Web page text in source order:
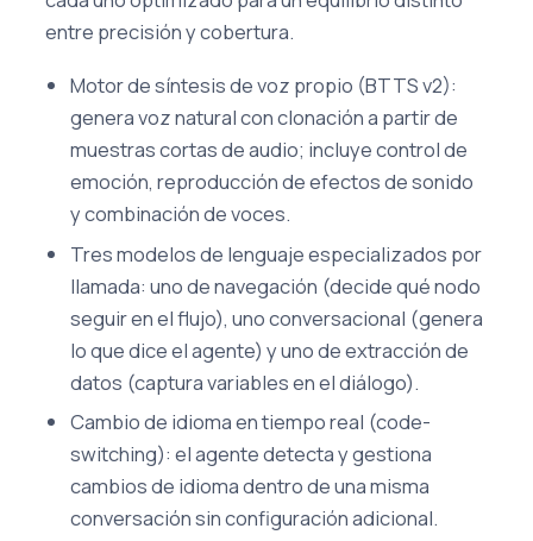
entre precisión y cobertura.
Motor de síntesis de voz propio (BTTS v2):
genera voz natural con clonación a partir de
muestras cortas de audio; incluye control de
emoción, reproducción de efectos de sonido
y combinación de voces.
Tres modelos de lenguaje especializados por
llamada: uno de navegación (decide qué nodo
seguir en el flujo), uno conversacional (genera
lo que dice el agente) y uno de extracción de
datos (captura variables en el diálogo).
Cambio de idioma en tiempo real (code-
switching): el agente detecta y gestiona
cambios de idioma dentro de una misma
conversación sin configuración adicional.